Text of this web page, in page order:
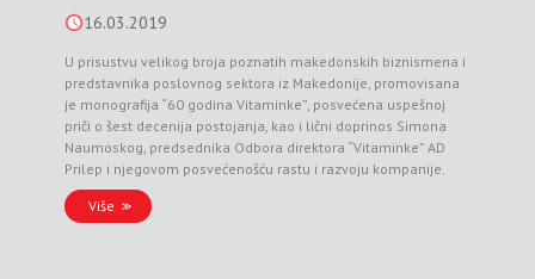
16.03.2019
U prisustvu velikog broja poznatih makedonskih biznismena i
predstavnika poslovnog sektora iz Makedonije, promovisana
je monografija “60 godina Vitaminke”, posvećena uspešnoj
priči o šest decenija postojanja, kao i lični doprinos Simona
Naumoskog, predsednika Odbora direktora “Vitaminke” AD
Prilep i njegovom posvećenošću rastu i razvoju kompanije.
Više